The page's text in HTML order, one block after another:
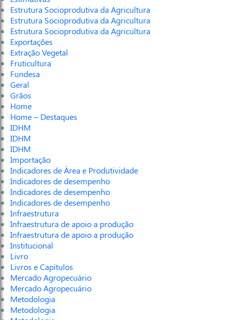
Estrutura Socioprodutiva da Agricultura
Estrutura Socioprodutiva da Agricultura
Estrutura Socioprodutiva da Agricultura
Exportações
Extração Vegetal
Fruticultura
Fundesa
Geral
Grãos
Home
Home – Destaques
IDHM
IDHM
IDHM
Importação
Indicadores de Área e Produtividade
Indicadores de desempenho
Indicadores de desempenho
Indicadores de desempenho
Infraestrutura
Infraestrutura de apoio a produção
Infraestrutura de apoio a produção
Institucional
Livro
Livros e Capítulos
Mercado Agropecuário
Mercado Agropecuário
Metodologia
Metodologia